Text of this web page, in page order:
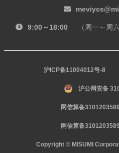
9:00～18:00 （周一～周
沪ICP备11004012号-8
沪公网安备
网信算备
网信算备
Copyright © MISUMI